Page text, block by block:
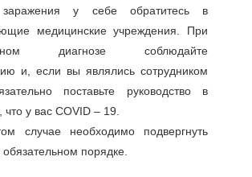
заражения у себе обратитесь в
медицинские учреждения. При
диагнозе соблюдайте
и, если вы являлись сотрудником
поставьте руководство в
что у вас COVID – 19.
случае необходимо подвергнуть
порядке.